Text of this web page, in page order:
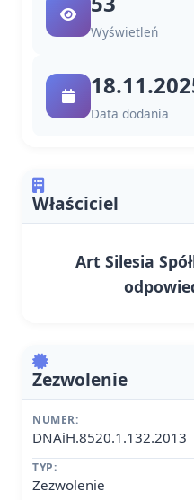
Wyświetleń
Data dodania
Właściciel
Art Silesia
Zezwolenie
NUMER:
DNAiH.8520.1.132.2013
TYP:
Zezwolenie